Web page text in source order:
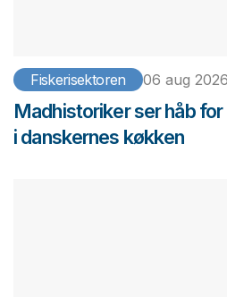
Fiskerisektoren 06 aug 2026
Madhistoriker ser håb
i danskernes køkken